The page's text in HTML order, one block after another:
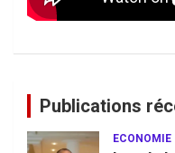
Publications
ECONOMIE